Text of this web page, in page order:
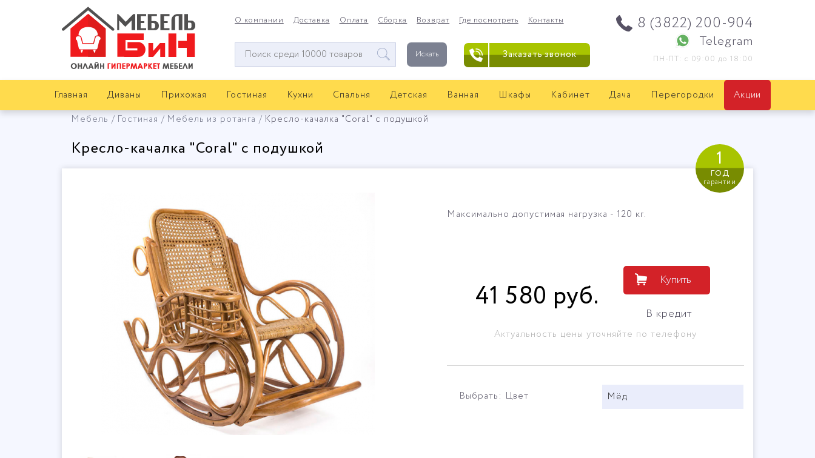
О компании Доставка Оплата Сборка Возврат Где посмотреть Контакты
Окно
поиска
Искать
8 (3822) 200-904
Telegram
ПН-ПТ: с 09:00 до 18:00
Заказать звонок
Главная Диваны Прихожая Гостиная Кухни Спальня Детская Ванная Шкафы Кабинет Дача Перегородки
Акции
Мебель
Гостиная Мебель из ротанга Кресло-качалка "Coral" с подушкой
Кресло-качалка "Coral" с подушкой 1
год
гарантии
Максимально допустимая нагрузка - 120 кг.
41 580 руб. Купить
В кредит
Актуальность цены уточняйте по телефону
Выбрать: Цвет Мёд